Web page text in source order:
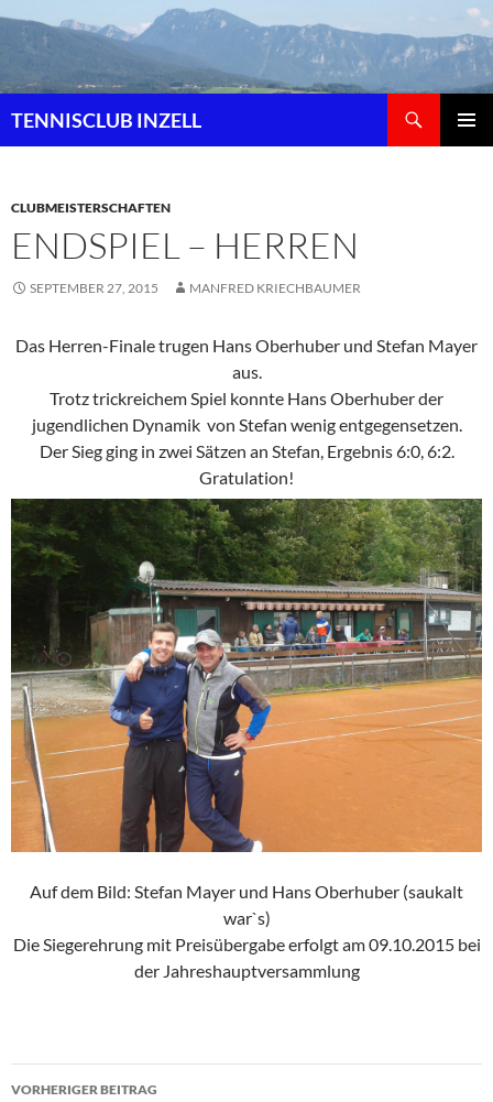
Zum
Inhalt
TENNISCLUB INZELL
CLUBMEISTERSCHAFTEN
ENDSPIEL – HERREN
SEPTEMBER 27, 2015 MANFRED KRIECHBAUMER
Das Herren-Finale trugen Hans Oberhuber und Stefan Mayer
aus.
Trotz trickreichem Spiel konnte Hans Oberhuber der
jugendlichen Dynamik von Stefan wenig entgegensetzen.
Der Sieg ging in zwei Sätzen an Stefan, Ergebnis 6:0, 6:2.
Gratulation!
Auf dem Bild: Stefan Mayer und Hans Oberhuber (saukalt
war`s)
Die Siegerehrung mit Preisübergabe erfolgt am 09.10.2015 bei
der Jahreshauptversammlung
Beitragsnavigation
VORHERIGER BEITRAG